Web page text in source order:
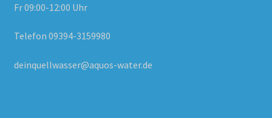
Fr 09:00-12:00 Uhr
Telefon 09394-3159980
deinquellwasser@aquos-water.de